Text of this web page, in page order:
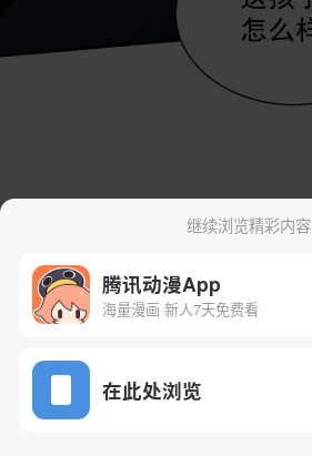
继续浏览精彩内容
腾讯动漫App
海量漫画 新人7天免费看
在此处浏览